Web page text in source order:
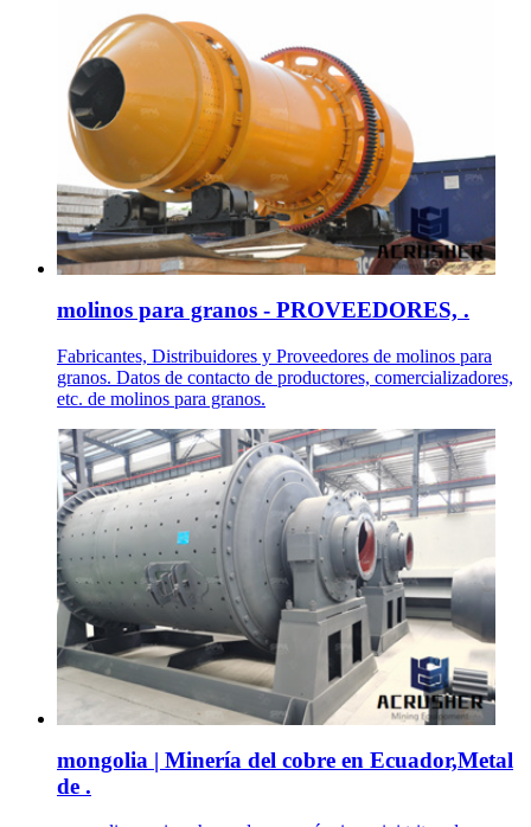
molinos para granos - PROVEEDORES, .
Fabricantes, Distribuidores y Proveedores de molinos para
granos. Datos de contacto de productores, comercializadores,
etc. de molinos para granos.
mongolia | Minería del cobre en Ecuador,Metal
de .